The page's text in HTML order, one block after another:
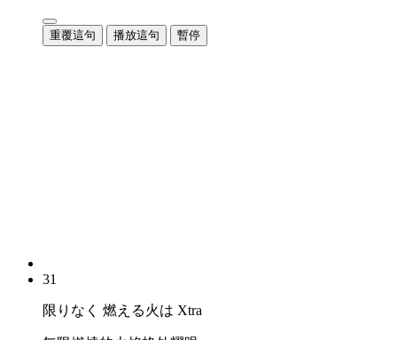
重覆這句 播放這句 暫停
31
限りなく 燃える火は Xtra